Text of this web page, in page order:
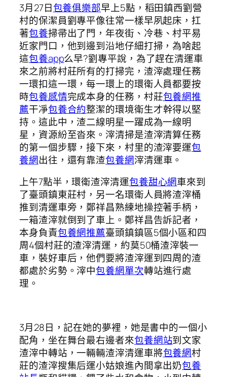
3月27日包養俱樂部早上5點，稻田鎮西劉營
村的保潔員劉專平像往常一樣早夙起床，扛
著包養掃帚出了門，年夜街、冷巷、村平易
近家門口，他到邊到沿地仔細打掃，為啥起
這包養app么早?劉專平說，為了趕在清運車
來之前將村莊所有的打掃完，渣滓處理任務
一環扣這一環，每一環上的環衛人員都要按
時包養感情完成本身的任務，村莊包養網推
薦干凈包養合約整潔的環境衛生才幹得以堅
持。這此中，渣二線明星一躍成為一線明
星，資源紛至沓來。滓清掃是渣滓清算任務
的第一個步驟，接下來，村里的渣滓要運包
養網出往，還有靠渣包養網滓清運車。
上午7點半，環衛渣滓清運包養甜心網車來到
了臺頭鎮東莊村，另一名環衛人員將渣滓桶
推到清運車旁，鄭祥昌熟練地操控著手柄，
一箱渣滓就倒到了車上。鄭祥昌告訴記者，
本身負責包養網推薦臺頭鎮鎮區5個小區和四
周4個村莊的渣滓清運，約莫50桶渣滓裝一
車，裝好車后，他們要將渣滓運到四周的渣
都處於劣勢。滓中包養網單次轉站進行處
理。
3月28日，記在她的夢裡，她是書中的一個小
配角，坐在舞台最右邊者來包養網站到文家
渣滓中轉站，一輛輛渣滓清運車將包養網村
莊的渣滓搜集后運小姑娘進內間拿出奶包養